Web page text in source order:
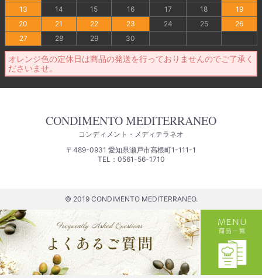
13
14 15 16 17 18
19
20
21 22 23 24 25
26
27
28 29 30
オレンジ色の定休日は商品の発送を行っておりませんのでご了承く
ださいませ。
CONDIMENTO MEDITERRANEO
コンディメント・メディテラネオ
〒489-0931 愛知県瀬戸市高根町1-111-1
TEL：0561-56-1710
© 2019 CONDIMENTO MEDITERRANEO.